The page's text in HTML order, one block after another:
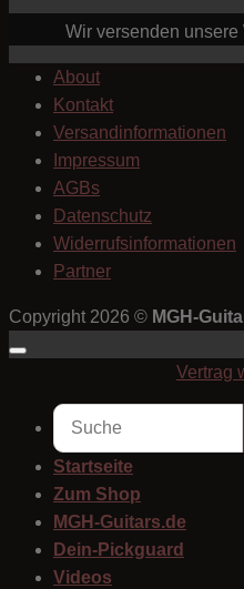
Wir versenden unsere
About
Kontakt
Versandinformationen
Impressum
AGBs
Datenschutz
Widerrufsinformationen
Partner
Copyright 2026 © MGH-
Vertrag
Startseite
Zum Shop
MGH-Guitars.de
Dein-Pickguard
Videos